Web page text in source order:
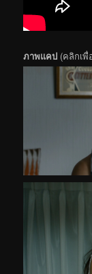
ภาพแคป (คลิกเ